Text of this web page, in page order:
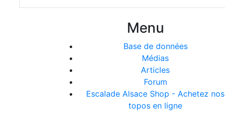
Menu
Base de données
Médias
Articles
Forum
Escalade Alsace Shop - Achetez nos
topos en ligne